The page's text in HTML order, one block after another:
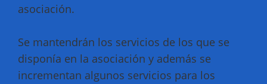
asociación.
Se mantendrán los servicios de los que se
disponía en la asociación y además se
incrementan algunos servicios para los